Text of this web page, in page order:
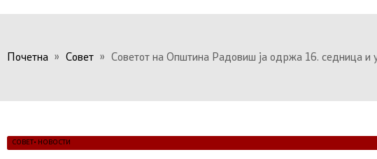
Почетна » Совет » Советот на Општина Радовиш ја одржа 16. седница и
СОВЕТ• НОВОСТИ